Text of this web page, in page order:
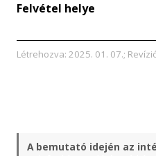
Felvétel helye
Létrehozva: 2025. 01. 07.;
A bemutató idején az